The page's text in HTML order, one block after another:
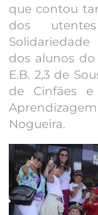
que contou
dos
dos alunos do
E.B. 2,3 de
de Cinfães
Nogueira.